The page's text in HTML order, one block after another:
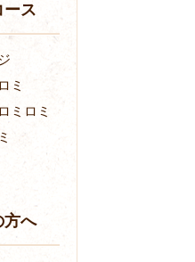
ース
ミ
ミロミ
方へ